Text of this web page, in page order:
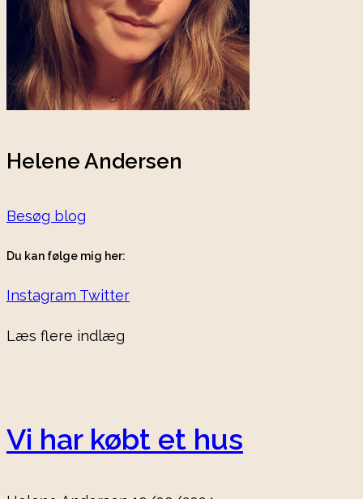
Helene Andersen
Besøg blog
Du kan følge mig her:
Instagram Twitter
Læs flere indlæg
Vi har købt et hus